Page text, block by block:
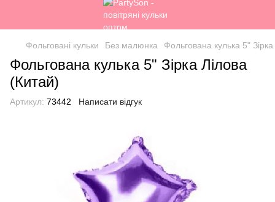
Фольговані кульки Без малюнка Фольгована кулька 5"
Фольгована кулька 5" Зірка Лілова
(Китай)
Артикул: 73442 Написати відгук